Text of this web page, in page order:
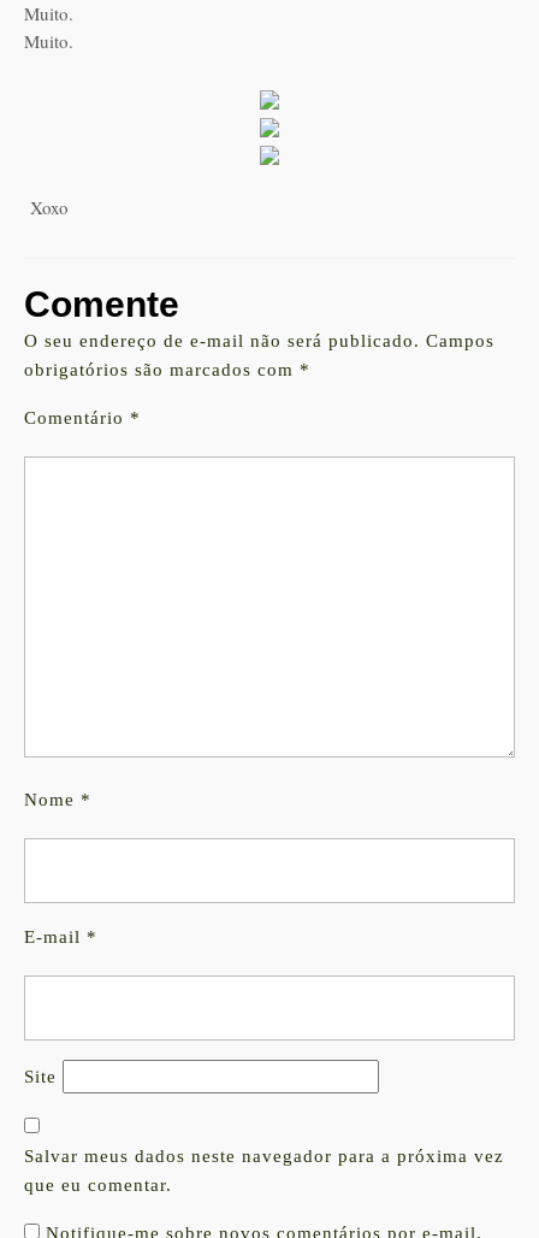
Muito.
Muito.
Xoxo
Comente
O seu endereço de e-mail não será publicado. Campos
obrigatórios são marcados com *
Comentário *
Nome *
E-mail *
Site
Salvar meus dados neste navegador para a próxima vez
que eu comentar.
Notifique-me sobre novos comentários por e-mail.